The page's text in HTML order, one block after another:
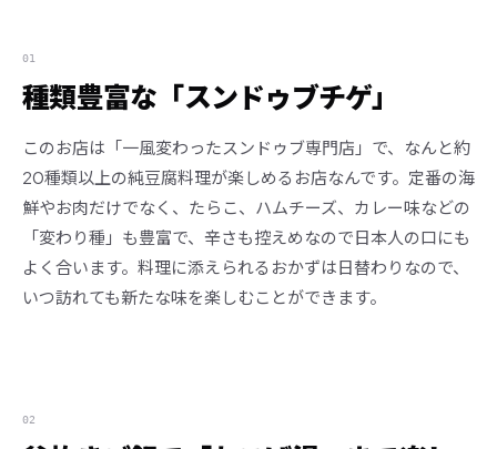
01
種類豊富な「スンドゥブチゲ」
このお店は「一風変わったスンドゥブ専門店」で、なんと約
20種類以上の純豆腐料理が楽しめるお店なんです。定番の海
鮮やお肉だけでなく、たらこ、ハムチーズ、カレー味などの
「変わり種」も豊富で、辛さも控えめなので日本人の口にも
よく合います。料理に添えられるおかずは日替わりなので、
いつ訪れても新たな味を楽しむことができます。
02